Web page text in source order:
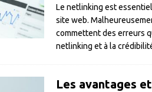
Le netlinking est
site web.
commettent des erreurs
netlinking et à la
Les avantages